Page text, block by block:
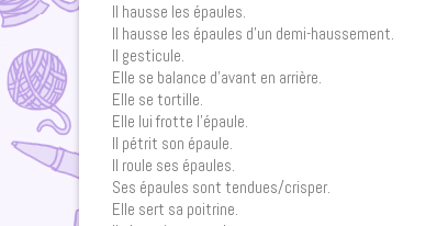
Il hausse les épaules.
Il hausse les épaules d’un demi-haussement.
Il gesticule.
Elle se balance d’avant en arrière.
Elle se tortille.
Elle lui frotte l’épaule.
Il pétrit son épaule.
Il roule ses épaules.
Ses épaules sont tendues/crisper.
Elle sert sa poitrine.